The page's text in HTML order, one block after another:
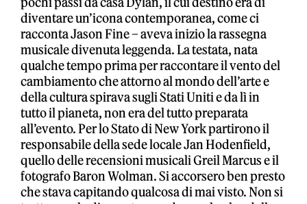
diventare un’icona contemporanea, come ci
racconta Jason Fine – aveva inizio la rassegna
musicale divenuta leggenda. La testata, nata
qualche tempo prima per raccontare il vento del
cambiamento che attorno al mondo dell’arte e
della cultura spirava sugli Stati Uniti e da lì in
tutto il pianeta, non era del tutto preparata
all’evento. Per lo Stato di New York partirono il
responsabile della sede locale Jan Hodenfield,
quello delle recensioni musicali Greil Marcus e il
fotografo Baron Wolman. Si accorsero ben presto
che stava capitando qualcosa di mai visto. Non si